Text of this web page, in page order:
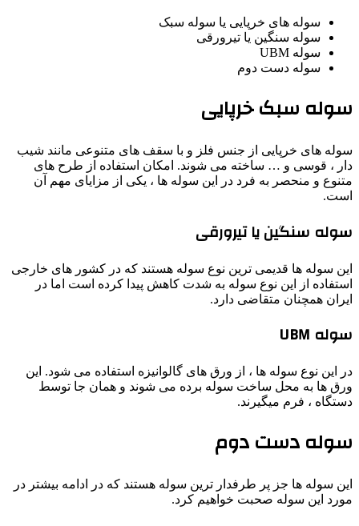
سوله های خرپایی یا سوله سبک
سوله سنگین یا تیرورقی
سوله UBM
سوله دست دوم
سوله سبک خرپایی
سوله های خرپایی از جنس فلز و با سقف های متنوعی مانند شیب
دار ، قوسی و … ساخته می شوند. امکان استفاده از طرح های
متنوع و منحصر به فرد در این سوله ها ، یکی از مزایای مهم آن
است.
سوله سنگین یا تیرورقی
این سوله ها قدیمی ترین نوع سوله هستند که در کشور های خارجی
استفاده از این نوع سوله به شدت کاهش پیدا کرده است اما در
ایران همچنان متقاضی دارد.
سوله UBM
در این نوع سوله ها ، از ورق های گالوانیزه استفاده می شود. این
ورق ها به محل ساخت سوله برده می شوند و همان جا توسط
دستگاه ، فرم میگیرند.
سوله دست دوم
این سوله ها جز پر طرفدار ترین سوله هستند که در ادامه بیشتر در
مورد این سوله صحبت خواهیم کرد.